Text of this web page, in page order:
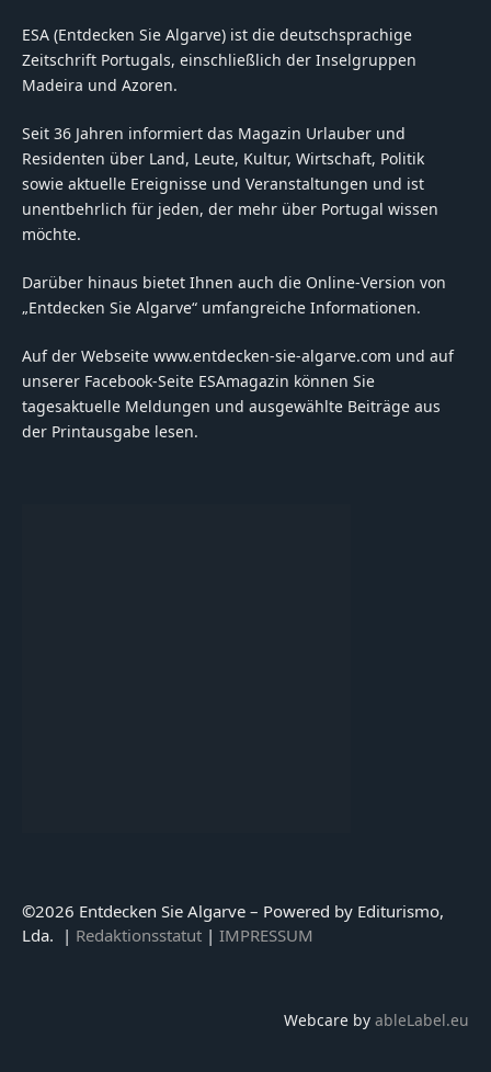
ESA (Entdecken Sie Algarve) ist die deutschsprachige
Zeitschrift Portugals, einschließlich der Inselgruppen
Madeira und Azoren.
Seit 36 Jahren informiert das Magazin Urlauber und
Residenten über Land, Leute, Kultur, Wirtschaft, Politik
sowie aktuelle Ereignisse und Veranstaltungen und ist
unentbehrlich für jeden, der mehr über Portugal wissen
möchte.
Darüber hinaus bietet Ihnen auch die Online-Version von
„Entdecken Sie Algarve“ umfangreiche Informationen.
Auf der Webseite www.entdecken-sie-algarve.com und auf
unserer Facebook-Seite ESAmagazin können Sie
tagesaktuelle Meldungen und ausgewählte Beiträge aus
der Printausgabe lesen.
©2026 Entdecken Sie Algarve – Powered by Editurismo,
Lda. | Redaktionsstatut | IMPRESSUM
Webcare by ableLabel.eu